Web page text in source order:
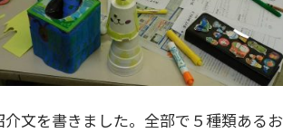
文を書きました。全部で５種類あるお